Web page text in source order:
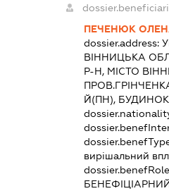
ПЕЧЕНЮК
dossier.address:
ВІННИЦЬКА
Р-Н, МІСТО
Й(ПН), БУДИНОК
вирішальний